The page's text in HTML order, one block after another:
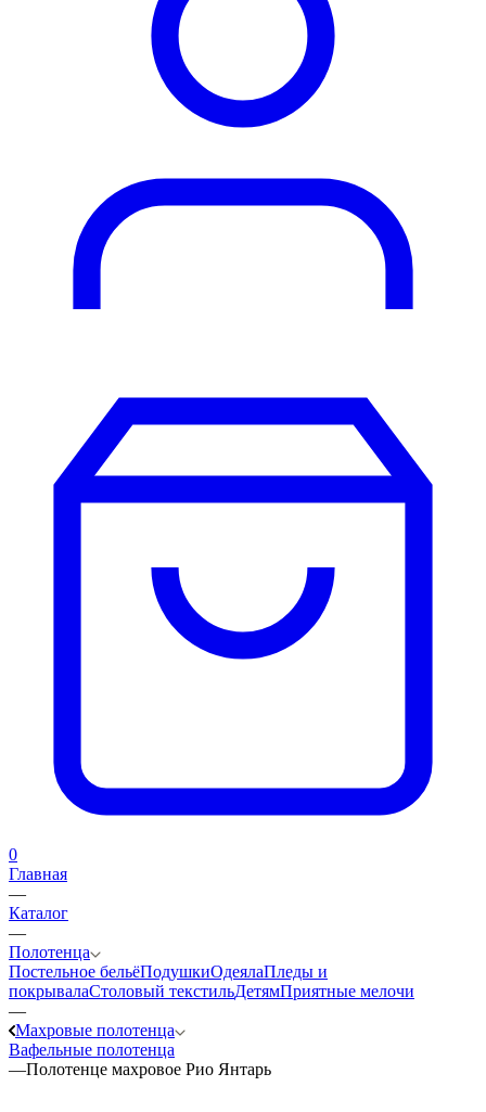
0
Главная
—
Каталог
—
Полотенца
Постельное бельёПодушкиОдеялаПледы и
покрывалаСтоловый текстильДетямПриятные мелочи
—
Махровые полотенца
Вафельные полотенца
—Полотенце махровое Рио Янтарь